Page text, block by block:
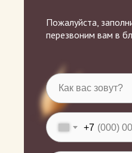
Пожалуйста,
перезвоним вам в
+7